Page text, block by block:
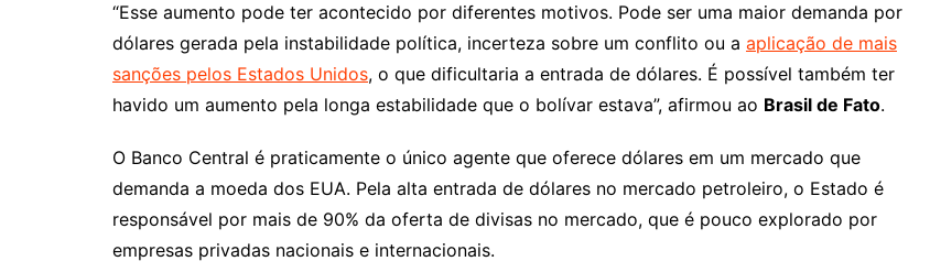
“Esse aumento pode ter acontecido por diferentes motivos. Pode ser uma maior demanda por
dólares gerada pela instabilidade política, incerteza sobre um conflito ou a aplicação de mais
sanções pelos Estados Unidos, o que dificultaria a entrada de dólares. É possível também ter
havido um aumento pela longa estabilidade que o bolívar estava”, afirmou ao Brasil de Fato.
O Banco Central é praticamente o único agente que oferece dólares em um mercado que
demanda a moeda dos EUA. Pela alta entrada de dólares no mercado petroleiro, o Estado é
responsável por mais de 90% da oferta de divisas no mercado, que é pouco explorado por
empresas privadas nacionais e internacionais.